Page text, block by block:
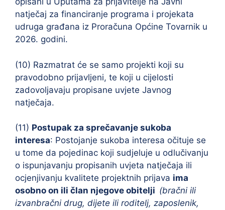
natječaj za financiranje programa i projekata
udruga građana iz Proračuna Općine Tovarnik u
2026. godini.
(10) Razmatrat će se samo projekti koji su
pravodobno prijavljeni, te koji u cijelosti
zadovoljavaju propisane uvjete Javnog
natječaja.
(11) Postupak za sprečavanje sukoba
interesa: Postojanje sukoba interesa očituje se
u tome da pojedinac koji sudjeluje u odlučivanju
o ispunjavanju propisanih uvjeta natječaja ili
ocjenjivanju kvalitete projektnih prijava ima
osobno on ili član njegove obitelji (bračni ili
izvanbračni drug, dijete ili roditelj, zaposlenik,